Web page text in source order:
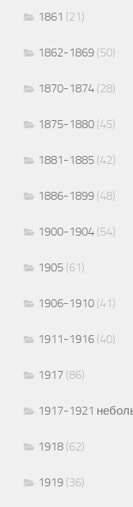
1861 (21)
1862-1869 (50)
1870-1874 (28)
1875-1880 (45)
1881-1885 (42)
1886-1899 (48)
1900-1904 (54)
1905 (61)
1906-1910 (41)
1911-1916 (40)
1917 (86)
1917-1921
1918 (62)
1919 (36)